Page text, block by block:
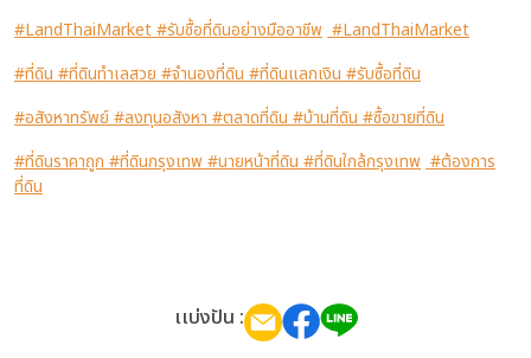
#LandThaiMarket#รับซื้อที่ดินอย่างมืออาชีพ #LandThaiMarket
#ที่ดิน #ที่ดินทำเลสวย #จำนองที่ดิน #ที่ดินแลกเงิน #รับซื้อที่ดิน
#อสังหาทรัพย์#ลงทุนอสังหา #ตลาดที่ดิน #บ้านที่ดิน #ซื้อขายที่ดิน
#ที่ดินราคาถูก #ที่ดินกรุงเทพ #นายหน้าที่ดิน #ที่ดินใกล้กรุงเทพ #ต้องการ
ที่ดิน
เเบ่งปัน :